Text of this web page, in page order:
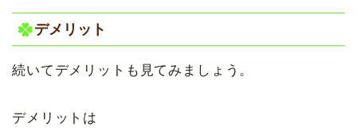
デメリット
続いてデメリットも見てみましょう。
デメリットは